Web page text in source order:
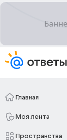
Главная
Моя лента
Пространства